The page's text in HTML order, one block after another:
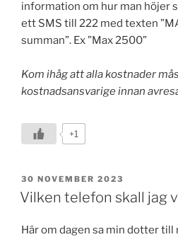
information om hur man höjer
ett SMS till 222 med texten
summan”. Ex ”Max 2500”
Kom ihåg att alla kostnader
kostnadsansvarige innan
+1
PUBLICERAT
30 NOVEMBER 2023
Vilken telefon skall jag
Här om dagen sa min dotter till